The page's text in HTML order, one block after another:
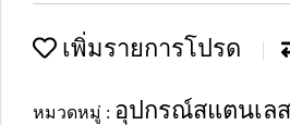
เพิ่มรายการโปรด
หมวดหมู่ : อุปกรณ์สแตนเล